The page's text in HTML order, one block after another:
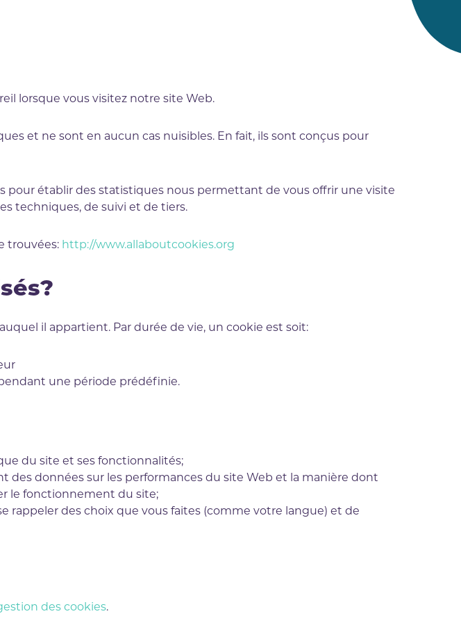
lorsque vous visitez notre site Web.
et ne sont en aucun cas nuisibles. En fait, ils sont conçus pour
pour établir des statistiques nous permettant de vous offrir une visite
techniques, de suivi et de tiers.
trouvées: http://www.allaboutcookies.org
il appartient. Par durée de vie, un cookie est soit:
une période prédéfinie.
du site et ses fonctionnalités;
des données sur les performances du site Web et la manière dont
le fonctionnement du site;
des choix que vous faites (comme votre langue) et de
des cookies.